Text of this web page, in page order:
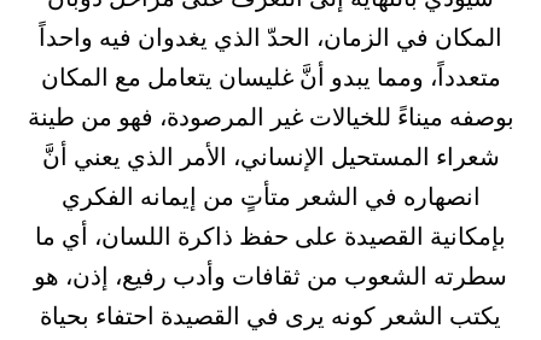
المكان في الزمان، الحدّ الذي يغدوان فيه واحداً
متعدداً، ومما يبدو أنَّ غليسان يتعامل مع المكان
بوصفه ميناءً للخيالات غير المرصودة، فهو من طينة
شعراء المستحيل الإنساني، الأمر الذي يعني أنَّ
انصهاره في الشعر متأتٍ من إيمانه الفكري
بإمكانية القصيدة على حفظ ذاكرة اللسان، أي ما
سطرته الشعوب من ثقافات وأدب رفيع، إذن، هو
يكتب الشعر كونه يرى في القصيدة احتفاء بحياة